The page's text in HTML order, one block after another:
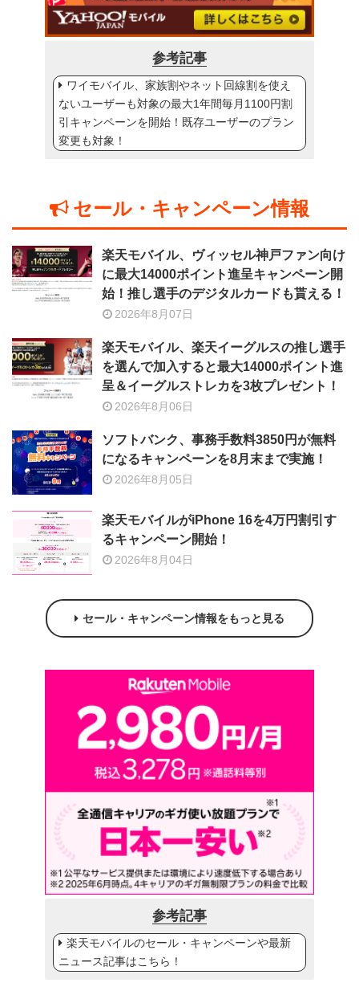
参考記事
ワイモバイル、家族割やネット回線割を使え
ないユーザーも対象の最大1年間毎月1100円割
引キャンペーンを開始！既存ユーザーのプラン
変更も対象！
セール・キャンペーン情報
楽天モバイル、ヴィッセル神戸ファン向け
に最大14000ポイント進呈キャンペーン開
始！推し選手のデジタルカードも貰える！
2026年8月07日
楽天モバイル、楽天イーグルスの推し選手
を選んで加入すると最大14000ポイント進
呈＆イーグルストレカを3枚プレゼント！
2026年8月06日
ソフトバンク、事務手数料3850円が無料
になるキャンペーンを8月末まで実施！
2026年8月05日
楽天モバイルがiPhone 16を4万円割引す
るキャンペーン開始！
2026年8月04日
セール・キャンペーン情報をもっと見る
参考記事
楽天モバイルのセール・キャンペーンや最新
ニュース記事はこちら！